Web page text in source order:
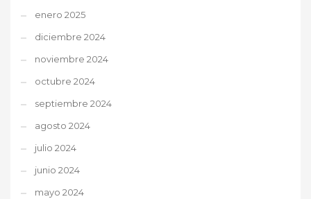
enero 2025
diciembre 2024
noviembre 2024
octubre 2024
septiembre 2024
agosto 2024
julio 2024
junio 2024
mayo 2024